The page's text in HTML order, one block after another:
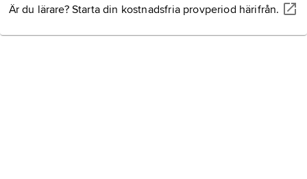
Är du lärare? Starta din kostnadsfria provperiod härifrån.